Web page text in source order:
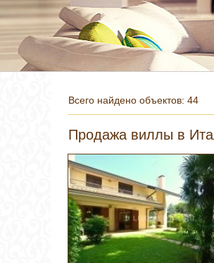
Всего найдено объектов: 44
Продажа виллы в